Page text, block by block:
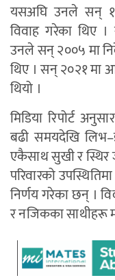
यसअघि उनले सन्
विवाह गरेका थिए
उनले सन् २००५ मा
थिए । सन् २०२१ मा
थियो ।
मिडिया रिपोर्ट
बढी समयदेखि
एकैसाथ सुखी र
परिवारको
निर्णय गरेका छन् ।
र नजिकका साथीहरू